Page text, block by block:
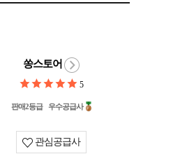
쏭스토어
5
판매2등급 우수공급사
관심공급사